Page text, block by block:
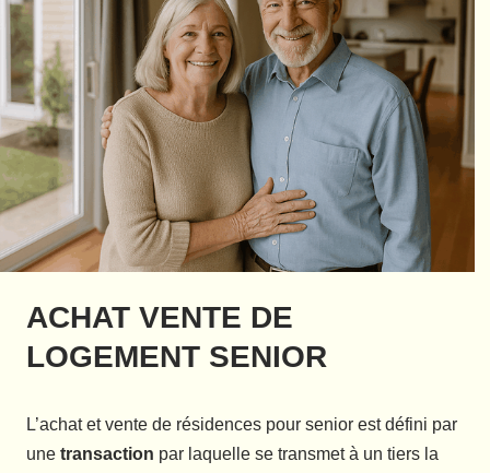
ACHAT VENTE DE
LOGEMENT SENIOR
L’achat et vente de résidences pour senior est défini par
une transaction par laquelle se transmet à un tiers la